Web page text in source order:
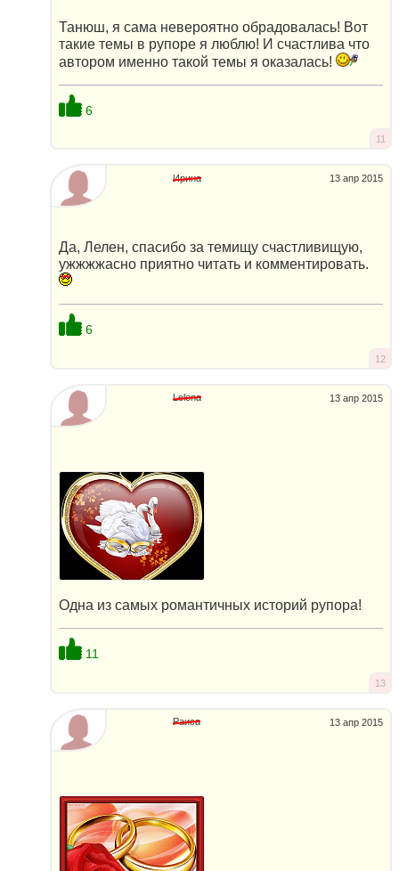
Танюш, я сама невероятно обрадовалась! Вот
такие темы в рупоре я люблю! И счастлива что
автором именно такой темы я оказалась!
6
11
13 апр 2015
Ирина
Да, Лелен, спасибо за темищу счастливищую,
ужжжжасно приятно читать и комментировать.
6
12
13 апр 2015
Lelena
Одна из самых романтичных историй рупора!
11
13
13 апр 2015
Раиса